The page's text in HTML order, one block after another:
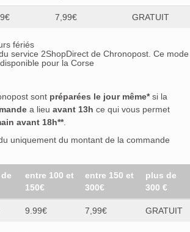
7,99€ GRATUIT
fériés
service 2ShopDirect de Chronopost. Ce mode
pour la Corse
sont préparées le jour même*si la
a lieu avant 13h ce qui vous permet
avant 18h**.
uniquement du montant de la commande
entre 100 et
150€
entre 150 et
300€
plus de
300 €
9.99€ 7,99€ GRATUIT